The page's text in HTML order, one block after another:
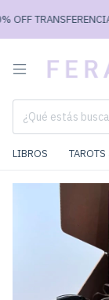
TRANSFERENCIA
LIBROS TAROTS